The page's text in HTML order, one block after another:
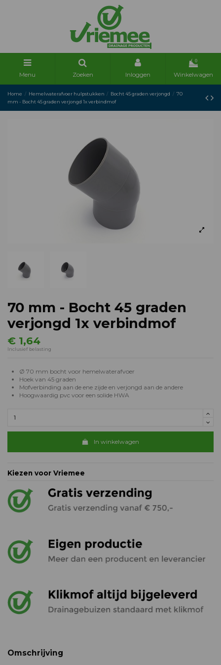
Menu Zoeken Inloggen
0
Winkelwagen
Home Hemelwaterafvoer hulpstukken Bocht 45 graden verjongd
70
mm - Bocht 45 graden verjongd 1x verbindmof
70 mm - Bocht 45 graden
verjongd 1x verbindmof
€ 1,64
Inclusief belasting
Ø 70 mm bocht voor hemelwaterafvoer
Hoek van 45 graden
Mofverbinding aan de ene zijde en verjongd aan de andere
Hoogwaardig pvc voor een solide HWA
In winkelwagen
Kiezen voor Vriemee
Omschrijving